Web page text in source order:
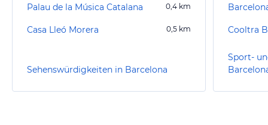
Palau de la Música Catalana 0,4 km
Casa Lleó Morera 0,5 km
Sehenswürdigkeiten in Barcelona
Sport-